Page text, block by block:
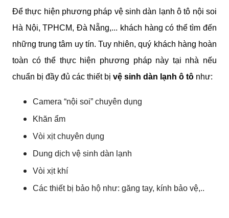
Để thực hiện phương pháp vệ sinh dàn lạnh ô tô nội soi
Hà Nội, TPHCM, Đà Nẵng,... khách hàng có thể tìm đến
những trung tâm uy tín. Tuy nhiên, quý khách hàng hoàn
toàn có thể thực hiện phương pháp này tại nhà nếu
chuẩn bị đầy đủ các thiết bị vệ sinh dàn lạnh ô tô như:
Camera “nội soi” chuyên dụng
Khăn ẩm
Vòi xịt chuyên dụng
Dung dịch vệ sinh dàn lạnh
Vòi xịt khí
Các thiết bị bảo hộ như: găng tay, kính bảo vệ,..